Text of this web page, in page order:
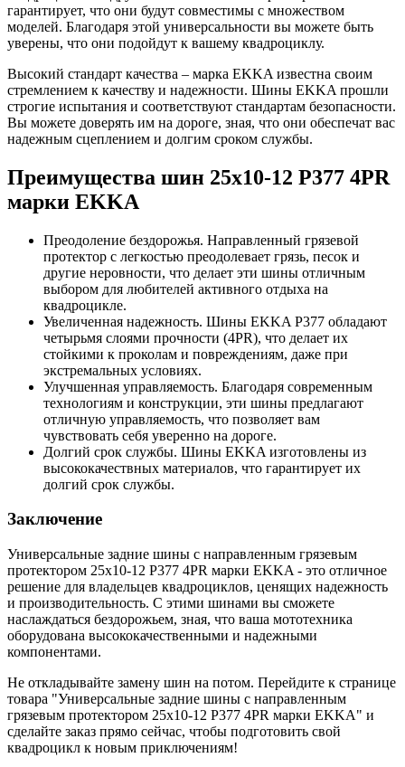
гарантирует, что они будут совместимы с множеством
моделей. Благодаря этой универсальности вы можете быть
уверены, что они подойдут к вашему квадроциклу.
Высокий стандарт качества – марка EKKA известна своим
стремлением к качеству и надежности. Шины EKKA прошли
строгие испытания и соответствуют стандартам безопасности.
Вы можете доверять им на дороге, зная, что они обеспечат вас
надежным сцеплением и долгим сроком службы.
Преимущества шин 25x10-12 P377 4PR
марки EKKA
Преодоление бездорожья. Направленный грязевой
протектор с легкостью преодолевает грязь, песок и
другие неровности, что делает эти шины отличным
выбором для любителей активного отдыха на
квадроцикле.
Увеличенная надежность. Шины EKKA P377 обладают
четырьмя слоями прочности (4PR), что делает их
стойкими к проколам и повреждениям, даже при
экстремальных условиях.
Улучшенная управляемость. Благодаря современным
технологиям и конструкции, эти шины предлагают
отличную управляемость, что позволяет вам
чувствовать себя уверенно на дороге.
Долгий срок службы. Шины EKKA изготовлены из
высококачествных материалов, что гарантирует их
долгий срок службы.
Заключение
Универсальные задние шины с направленным грязевым
протектором 25x10-12 P377 4PR марки EKKA - это отличное
решение для владельцев квадроциклов, ценящих надежность
и производительность. С этими шинами вы сможете
наслаждаться бездорожьем, зная, что ваша мототехника
оборудована высококачественными и надежными
компонентами.
Не откладывайте замену шин на потом. Перейдите к странице
товара "Универсальные задние шины с направленным
грязевым протектором 25x10-12 P377 4PR марки EKKA" и
сделайте заказ прямо сейчас, чтобы подготовить свой
квадроцикл к новым приключениям!